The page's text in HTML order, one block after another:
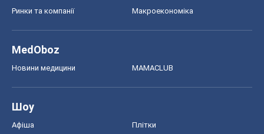
Ринки та компанії Макроекономіка
MedOboz
Новини медицини MAMACLUB
Шоу
Афіша Плітки